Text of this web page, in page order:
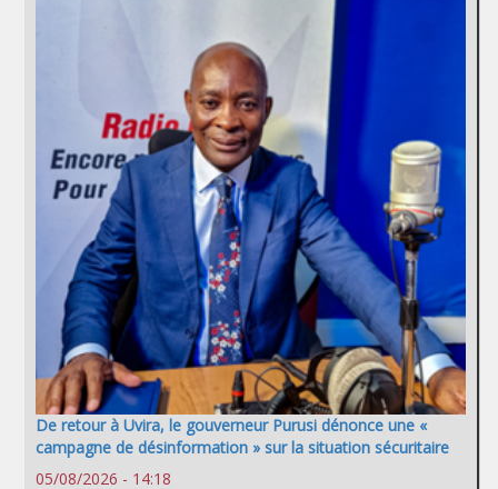
De retour à Uvira, le gouverneur Purusi dénonce une «
campagne de désinformation » sur la situation sécuritaire
05/08/2026 - 14:18